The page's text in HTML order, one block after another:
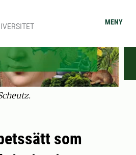
MENY
som